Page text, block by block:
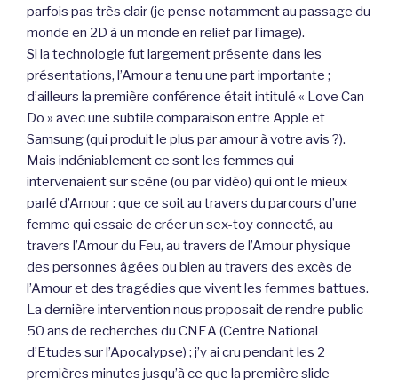
parfois pas très clair (je pense notamment au passage du
monde en 2D à un monde en relief par l’image).
Si la technologie fut largement présente dans les
présentations, l’Amour a tenu une part importante ;
d’ailleurs la première conférence était intitulé « Love Can
Do » avec une subtile comparaison entre Apple et
Samsung (qui produit le plus par amour à votre avis ?).
Mais indéniablement ce sont les femmes qui
intervenaient sur scène (ou par vidéo) qui ont le mieux
parlé d’Amour : que ce soit au travers du parcours d’une
femme qui essaie de créer un sex-toy connecté, au
travers l’Amour du Feu, au travers de l’Amour physique
des personnes âgées ou bien au travers des excès de
l’Amour et des tragédies que vivent les femmes battues.
La dernière intervention nous proposait de rendre public
50 ans de recherches du CNEA (Centre National
d’Etudes sur l’Apocalypse) ; j’y ai cru pendant les 2
premières minutes jusqu’à ce que la première slide